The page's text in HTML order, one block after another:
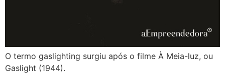
O termo gaslighting surgiu após o filme À Meia-luz, ou
Gaslight (1944).